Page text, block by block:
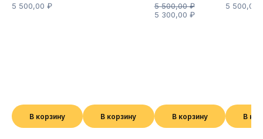
5 500,00 ₽
В корзину В корзину
5 500,00₽
5 300,00 ₽
В корзину
5 500,00
В